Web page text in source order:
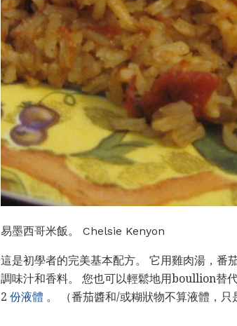
易墨西哥米飯。 Chelsie Kenyon
這是初學者的完美基本配方。 它用雞肉湯，番
調味汁和香料。 您也可以輕鬆地用boullion替
2 份液體 。 （番茄醬和/或糊狀物不算液體，只